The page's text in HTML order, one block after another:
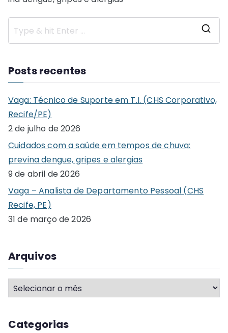
de
Post
r
Posts recentes
Vaga: Técnico de Suporte em T.I. (CHS Corporativo,
Recife/PE)
2 de julho de 2026
Cuidados com a saúde em tempos de chuva:
previna dengue, gripes e alergias
9 de abril de 2026
Vaga – Analista de Departamento Pessoal (CHS
Recife, PE)
31 de março de 2026
Arquivos
A
r
u
Categorias